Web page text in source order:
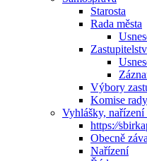
Starosta
Rada města
Výbory
Komise
Vyhlášky,
Obecně
Nařízení